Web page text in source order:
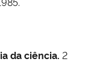
da ciência. 2